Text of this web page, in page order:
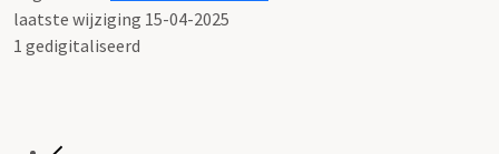
laatste wijziging 15-04-2025
1 gedigitaliseerd